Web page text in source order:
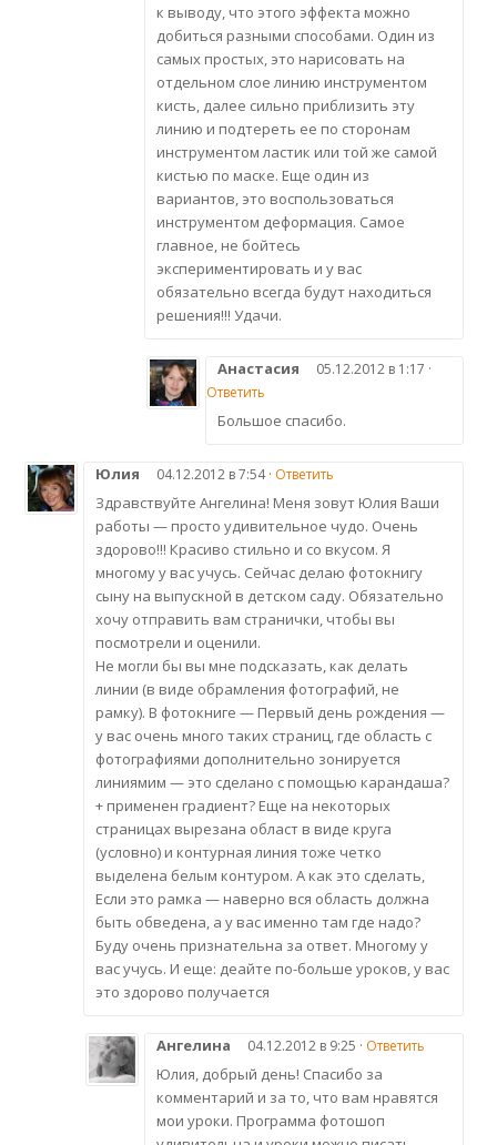
к выводу, что этого эффекта можно
добиться разными способами. Один из
самых простых, это нарисовать на
отдельном слое линию инструментом
кисть, далее сильно приблизить эту
линию и подтереть ее по сторонам
инструментом ластик или той же самой
кистью по маске. Еще один из
вариантов, это воспользоваться
инструментом деформация. Самое
главное, не бойтесь
экспериментировать и у вас
обязательно всегда будут находиться
решения!!! Удачи.
Анастасия
05.12.2012 в 1:17 ·
Ответить
Большое спасибо.
Юлия 04.12.2012 в 7:54 · Ответить
Здравствуйте Ангелина! Меня зовут Юлия Ваши
работы — просто удивительное чудо. Очень
здорово!!! Красиво стильно и со вкусом. Я
многому у вас учусь. Сейчас делаю фотокнигу
сыну на выпускной в детском саду. Обязательно
хочу отправить вам странички, чтобы вы
посмотрели и оценили.
Не могли бы вы мне подсказать, как делать
линии (в виде обрамления фотографий, не
рамку). В фотокниге — Первый день рождения —
у вас очень много таких страниц, где область с
фотографиями дополнительно зонируется
линиямим — это сделано с помощью карандаша?
+ применен градиент? Еще на некоторых
страницах вырезана област в виде круга
(условно) и контурная линия тоже четко
выделена белым контуром. А как это сделать,
Если это рамка — наверно вся область должна
быть обведена, а у вас именно там где надо?
Буду очень признательна за ответ. Многому у
вас учусь. И еще: деайте по-больше уроков, у вас
это здорово получается
Ангелина 04.12.2012 в 9:25 · Ответить
Юлия, добрый день! Спасибо за
комментарий и за то, что вам нравятся
мои уроки. Программа фотошоп